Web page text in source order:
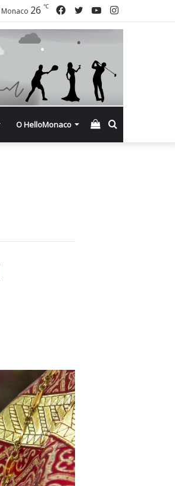
Instagram
YouTube
Twitter
Facebook
Monaco 26 ℃
О HelloMonaco Смотреть